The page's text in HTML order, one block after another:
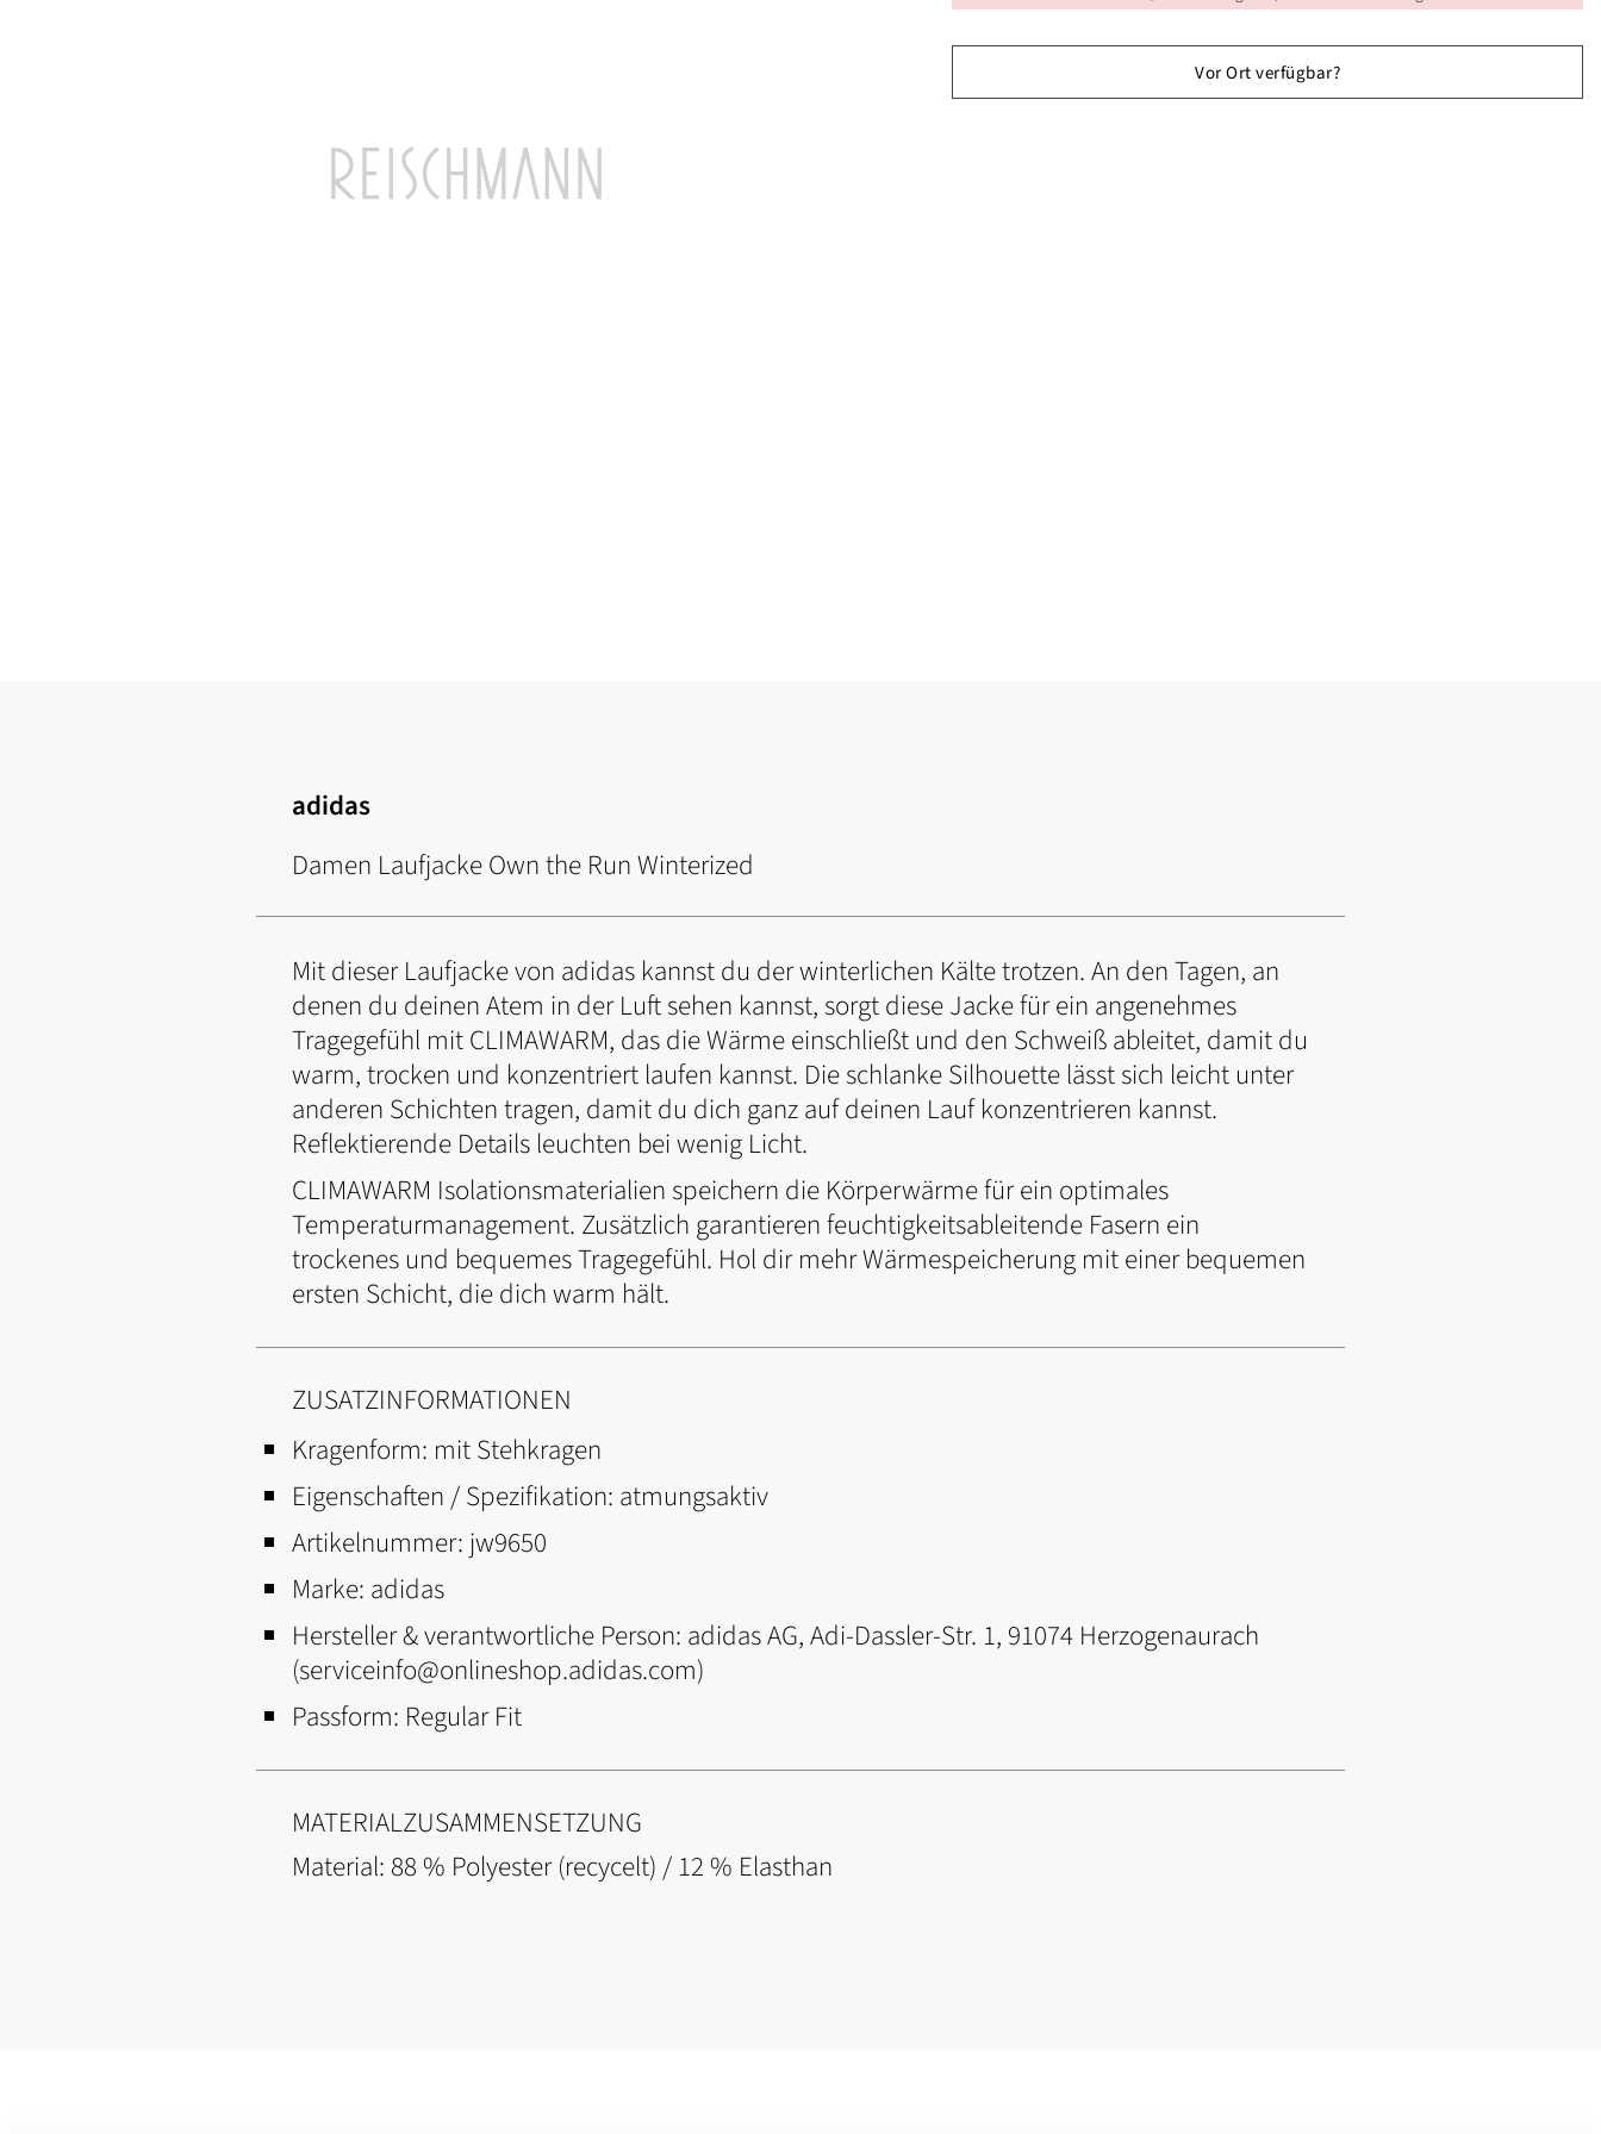
Vor Ort verfügbar?
adidas
Damen Laufjacke Own the Run Winterized
Mit dieser Laufjacke von adidas kannst du der winterlichen Kälte trotzen. An den Tagen, an
denen du deinen Atem in der Luft sehen kannst, sorgt diese Jacke für ein angenehmes
Tragegefühl mit CLIMAWARM, das die Wärme einschließt und den Schweiß ableitet, damit du
warm, trocken und konzentriert laufen kannst. Die schlanke Silhouette lässt sich leicht unter
anderen Schichten tragen, damit du dich ganz auf deinen Lauf konzentrieren kannst.
Reflektierende Details leuchten bei wenig Licht.
CLIMAWARM Isolationsmaterialien speichern die Körperwärme für ein optimales
Temperaturmanagement. Zusätzlich garantieren feuchtigkeitsableitende Fasern ein
trockenes und bequemes Tragegefühl. Hol dir mehr Wärmespeicherung mit einer bequemen
ersten Schicht, die dich warm hält.
ZUSATZINFORMATIONEN
Kragenform: mit Stehkragen
Eigenschaften / Spezifikation: atmungsaktiv
Artikelnummer: jw9650
Marke: adidas
Hersteller & verantwortliche Person: adidas AG, Adi-Dassler-Str. 1, 91074 Herzogenaurach
(serviceinfo@onlineshop.adidas.com)
Passform: Regular Fit
MATERIALZUSAMMENSETZUNG
Material: 88 % Polyester (recycelt) / 12 % Elasthan